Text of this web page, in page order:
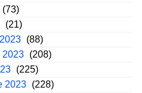
(73)
(21)
(88)
2023 (208)
(225)
2023 (228)